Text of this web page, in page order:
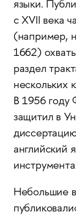
языки.
с XVII века
(например,
1662)
раздел
нескольких
В 1956 году
защитил в
английский
Небольшие